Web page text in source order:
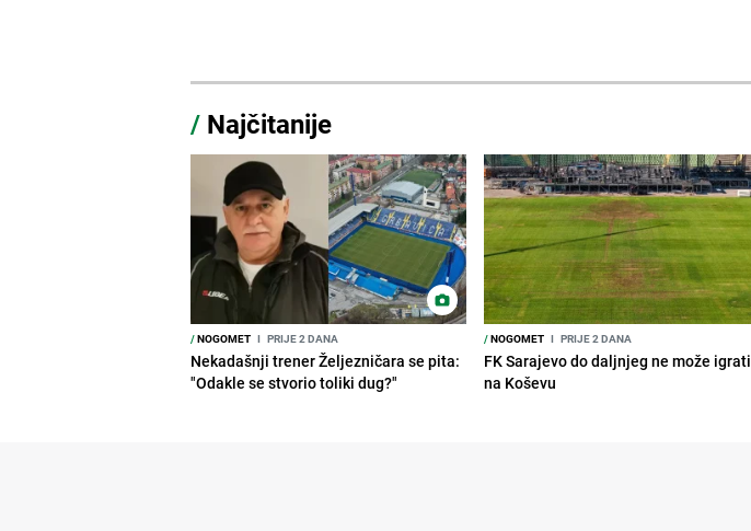
/ Najčitanije
/NOGOMET I PRIJE 2 DANA
Nekadašnji trener Željezničara se pita:
"Odakle se stvorio toliki dug?"
/NOGOMET I PRIJE 2 DANA
FK Sarajevo do daljnjeg ne može igrati
na Koševu